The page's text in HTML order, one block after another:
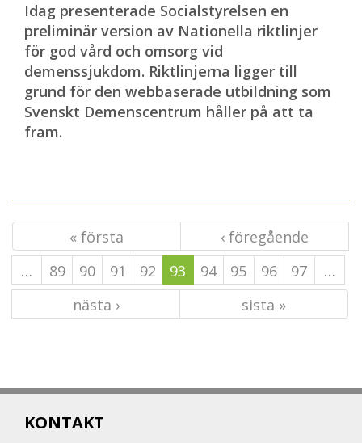
Idag presenterade Socialstyrelsen en
preliminär version av Nationella riktlinjer
för god vård och omsorg vid
demenssjukdom. Riktlinjerna ligger till
grund för den webbaserade utbildning som
Svenskt Demenscentrum håller på att ta
fram.
« första
‹ föregående
…
89 90 91 92 93 94 95 96 97
…
nästa ›
sista »
KONTAKT